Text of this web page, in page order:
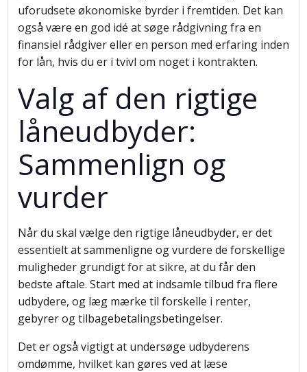
uforudsete økonomiske byrder i fremtiden. Det kan
også være en god idé at søge rådgivning fra en
finansiel rådgiver eller en person med erfaring inden
for lån, hvis du er i tvivl om noget i kontrakten.
Valg af den rigtige
låneudbyder:
Sammenlign og
vurder
Når du skal vælge den rigtige låneudbyder, er det
essentielt at sammenligne og vurdere de forskellige
muligheder grundigt for at sikre, at du får den
bedste aftale. Start med at indsamle tilbud fra flere
udbydere, og læg mærke til forskelle i renter,
gebyrer og tilbagebetalingsbetingelser.
Det er også vigtigt at undersøge udbyderens
omdømme, hvilket kan gøres ved at læse